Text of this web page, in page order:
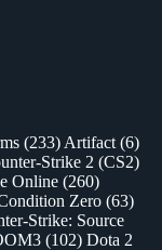
(233) Artifact (6)
Strike 2 (CS2)
Online (260)
Zero (63)
Strike: Source
(102) Dota 2